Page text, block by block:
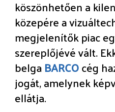
köszönhetően a
közepére a
megjelenítők piac
szereplőjévé vált.
belga BARCOcég
jogát, amelynek
ellátja.